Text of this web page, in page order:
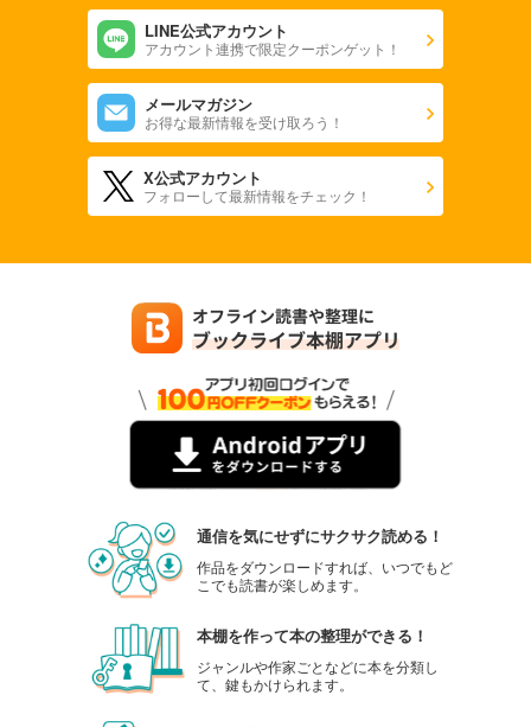
LINE公式アカウント
アカウント連携で限定クーポンゲット！
メールマガジン
お得な最新情報を受け取ろう！
X公式アカウント
フォローして最新情報をチェック！
通信を気にせずにサクサク読める！
作品をダウンロードすれば、いつでもど
こでも読書が楽しめます。
本棚を作って本の整理ができる！
ジャンルや作家ごとなどに本を分類し
て、鍵もかけられます。